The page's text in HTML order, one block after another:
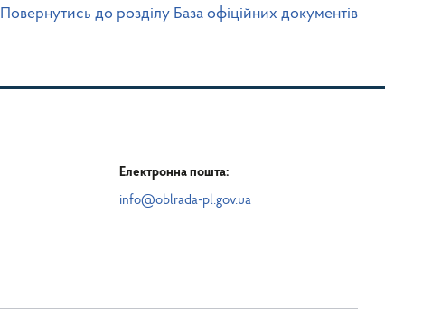
Повернутись до розділу База офіційних документів
Електронна пошта:
info@oblrada-pl.gov.ua